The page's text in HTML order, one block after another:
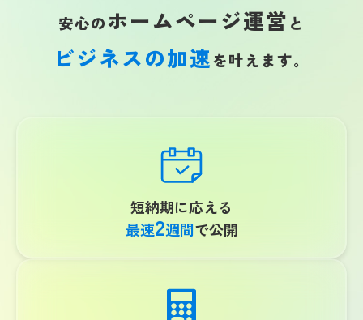
安心のホームページ運営 と
ビジネスの加速を叶えます。
短納期に応える
最速2週間で公開